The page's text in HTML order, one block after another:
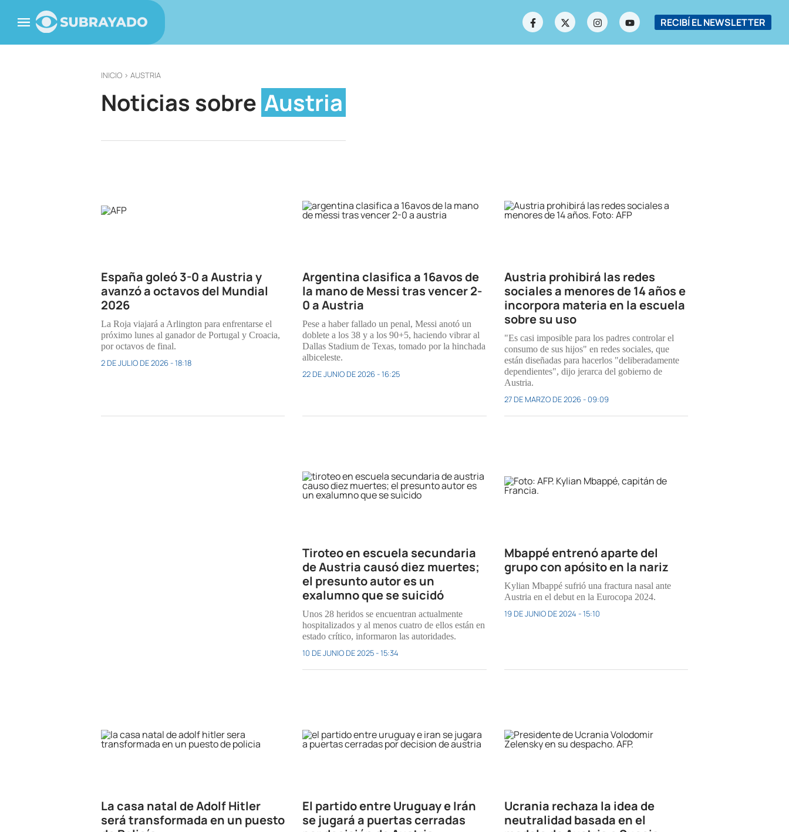
RECIBÍ EL NEWSLETTER
INICIO > AUSTRIA
Noticias sobre Austria
España goleó 3-0 a Austria y
avanzó a octavos del Mundial
2026
La Roja viajará a Arlington para enfrentarse el
próximo lunes al ganador de Portugal y Croacia,
por octavos de final.
2 DE JULIO DE 2026 - 18:18
Argentina clasifica a 16avos de
la mano de Messi tras vencer 2-
0 a Austria
Pese a haber fallado un penal, Messi anotó un
doblete a los 38 y a los 90+5, haciendo vibrar al
Dallas Stadium de Texas, tomado por la hinchada
albiceleste.
22 DE JUNIO DE 2026 - 16:25
Austria prohibirá las redes
sociales a menores de 14 años e
incorpora materia en la escuela
sobre su uso
"Es casi imposible para los padres controlar el
consumo de sus hijos" en redes sociales, que
están diseñadas para hacerlos "deliberadamente
dependientes", dijo jerarca del gobierno de
Austria.
27 DE MARZO DE 2026 - 09:09
Tiroteo en escuela secundaria
de Austria causó diez muertes;
el presunto autor es un
exalumno que se suicidó
Unos 28 heridos se encuentran actualmente
hospitalizados y al menos cuatro de ellos están en
estado crítico, informaron las autoridades.
10 DE JUNIO DE 2025 - 15:34
Mbappé entrenó aparte del
grupo con apósito en la nariz
Kylian Mbappé sufrió una fractura nasal ante
Austria en el debut en la Eurocopa 2024.
19 DE JUNIO DE 2024 - 15:10
La casa natal de Adolf Hitler
será transformada en un puesto
El partido entre Uruguay e Irán
se jugará a puertas cerradas
Ucrania rechaza la idea de
neutralidad basada en el